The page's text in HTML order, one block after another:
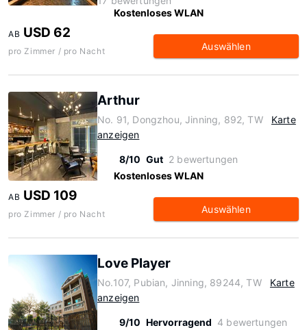
Kostenloses WLAN
AB USD 62
pro Zimmer / pro Nacht Auswählen
Arthur
No. 91, Dongzhou, Jinning, 892, TW
Karte
anzeigen
8/10 Gut 2 bewertungen
Kostenloses WLAN
AB USD 109
pro Zimmer / pro Nacht Auswählen
Love Player
No.107, Pubian, Jinning, 89244, TW
Karte
anzeigen
9/10 Hervorragend 4 bewertungen